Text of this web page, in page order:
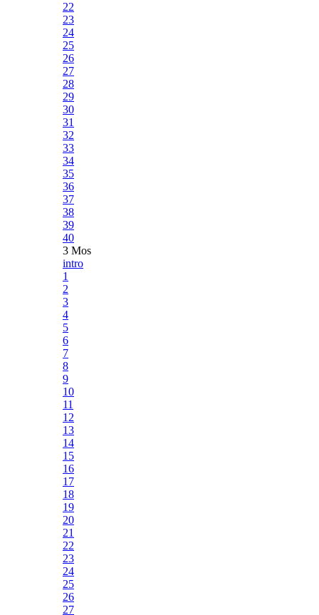
22
23
24
25
26
27
28
29
30
31
32
33
34
35
36
37
38
39
40
3 Mos
intro
1
2
3
4
5
6
7
8
9
10
11
12
13
14
15
16
17
18
19
20
21
22
23
24
25
26
27